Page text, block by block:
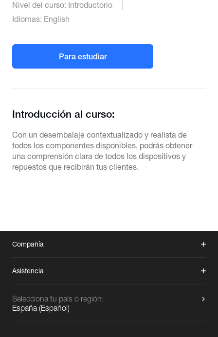
Nivel del curso: Introductorio
Idiomas: English
Para estudiar
Introducción al curso:
Con un desembalaje contextualizado y realista de
todos los componentes disponibles, podrás obtener
una comprensión clara de todos los dispositivos y
repuestos que recibirán tus clientes.
Compañía
Asistencia
Selecciona tu país o región:
España(Español)